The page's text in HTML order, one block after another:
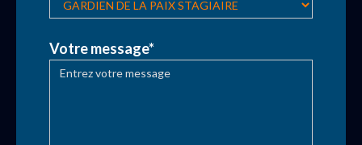
Votre message*